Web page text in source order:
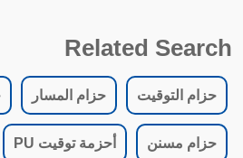
Related Search
حزام التوقيت حزام المسار
حزام مسنن أحزمة توقيت PU